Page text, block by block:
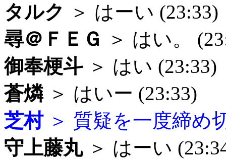
タルク
＞ はーい (23:33)
尋＠ＦＥＧ
＞ はい。
御奉梗斗＞ はい (23:33)
蒼燐＞ はいー (23:33)
芝村＞ 質疑を一度締め
守上藤丸＞ はーい